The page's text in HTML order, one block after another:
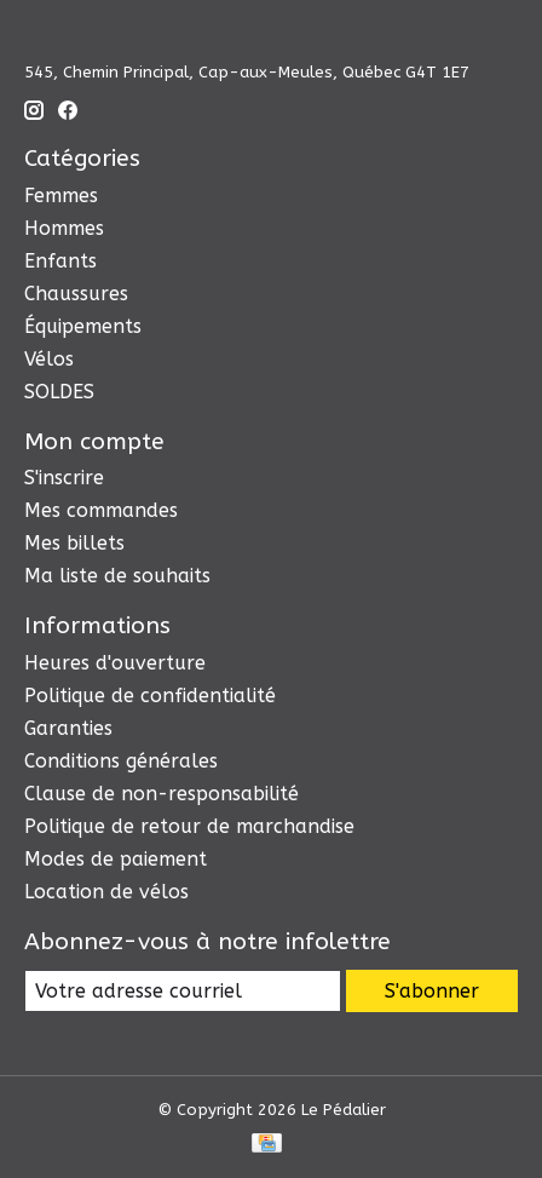
545, Chemin Principal, Cap-aux-Meules, Québec G4T 1E7
Catégories
Femmes
Hommes
Enfants
Chaussures
Équipements
Vélos
SOLDES
Mon compte
S'inscrire
Mes commandes
Mes billets
Ma liste de souhaits
Informations
Heures d'ouverture
Politique de confidentialité
Garanties
Conditions générales
Clause de non-responsabilité
Politique de retour de marchandise
Modes de paiement
Location de vélos
Abonnez-vous à notre infolettre
S'abonner
© Copyright 2026 Le Pédalier